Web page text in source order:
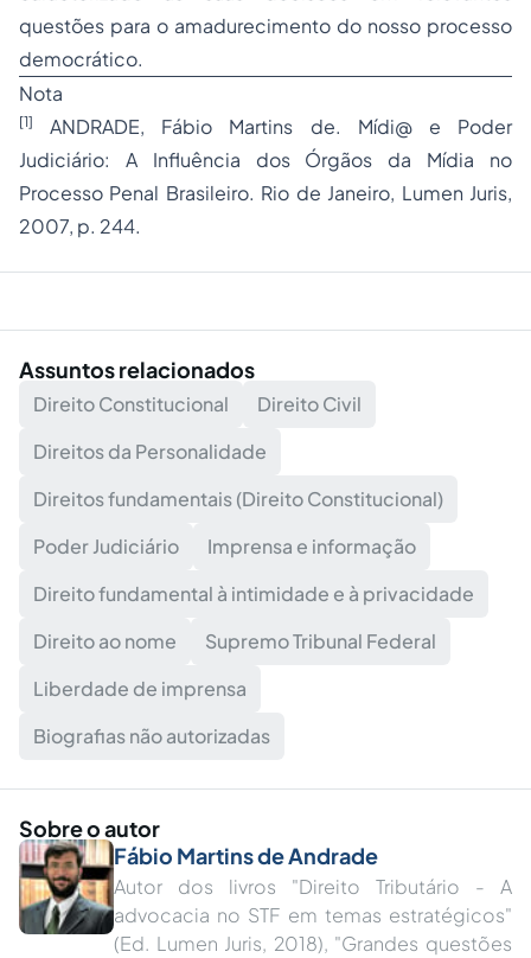
questões para o amadurecimento do nosso processo
democrático.
Nota
[1]
ANDRADE, Fábio Martins de. Mídi@ e Poder
Judiciário: A Influência dos Órgãos da Mídia no
Processo Penal Brasileiro. Rio de Janeiro, Lumen Juris,
2007, p. 244.
Assuntos relacionados
Direito Constitucional
Direito Civil
Direitos da Personalidade
Direitos fundamentais (Direito Constitucional)
Poder Judiciário
Imprensa e informação
Direito fundamental à intimidade e à privacidade
Direito ao nome
Supremo Tribunal Federal
Liberdade de imprensa
Biografias não autorizadas
Sobre o autor
Fábio Martins de Andrade
Autor dos livros "Direito Tributário - A
advocacia no STF em temas estratégicos"
(Ed. Lumen Juris, 2018), "Grandes questões